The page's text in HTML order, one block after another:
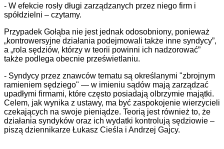
- W efekcie rosły długi zarządzanych przez niego firm i
spółdzielni – czytamy.
Przypadek Gołąba nie jest jednak odosobniony, ponieważ
„kontrowersyjne działania podejmowali także inne syndycy”,
a „rola sędziów, którzy w teorii powinni ich nadzorować”
także podlega obecnie prześwietlaniu.
- Syndycy przez znawców tematu są określanymi "zbrojnym
ramieniem sędziego" — w imieniu sądów mają zarządzać
upadłymi firmami, które często posiadają olbrzymie majątki.
Celem, jak wynika z ustawy, ma być zaspokojenie wierzycieli
czekających na swoje pieniądze. Teorią jest również to, że
działania syndyków oraz ich wydatki kontrolują sędziowie –
piszą dziennikarze Łukasz Cieśla i Andrzej Gajcy.